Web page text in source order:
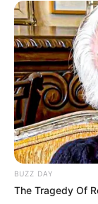
BUZZ DAY
The Tragedy Of